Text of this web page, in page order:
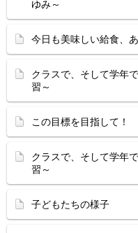
ゆみ～
今日も美味しい給食、
クラスで、そして学
習～
この目標を目指して
クラスで、そして学
習～
子どもたちの様子